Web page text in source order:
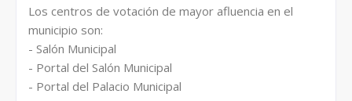
Los centros de votación de mayor afluencia en el
municipio son:
- Salón Municipal
- Portal del Salón Municipal
- Portal del Palacio Municipal